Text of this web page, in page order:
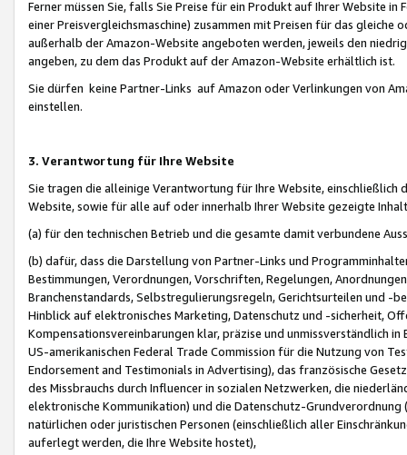
Ferner müssen Sie, falls Sie Preise für ein Produkt auf Ihrer Website
einer Preisvergleichsmaschine) zusammen mit Preisen für das
außerhalb der Amazon-Website angeboten werden, jeweils den
angeben, zu dem das Produkt auf der Amazon-Website erhältlich ist.
Sie dürfen keine Partner-Links auf Amazon oder Verlinkungen von
einstellen.
3. Verantwortung für Ihre Website
Sie tragen die alleinige Verantwortung für Ihre Website,
Website, sowie für alle auf oder innerhalb Ihrer Website gezeigte
(a) für den technischen Betrieb und die gesamte damit verbundene
(b) dafür, dass die Darstellung von Partner-Links und
Bestimmungen, Verordnungen, Vorschriften, Regelungen,
Branchenstandards, Selbstregulierungsregeln, Gerichtsurteilen und -
Hinblick auf elektronisches Marketing, Datenschutz und -sicherheit,
Kompensationsvereinbarungen klar, präzise und unmissverständlich
US-amerikanischen Federal Trade Commission für die Nutzung von
Endorsement and Testimonials in Advertising), das französische
des Missbrauchs durch Influencer in sozialen Netzwerken, die
elektronische Kommunikation) und die Datenschutz-
natürlichen oder juristischen Personen (einschließlich aller
auferlegt werden, die Ihre Website hostet),